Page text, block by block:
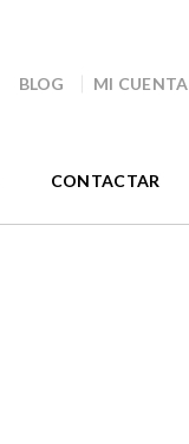
BLOG MI CUENTA
CONTACTAR